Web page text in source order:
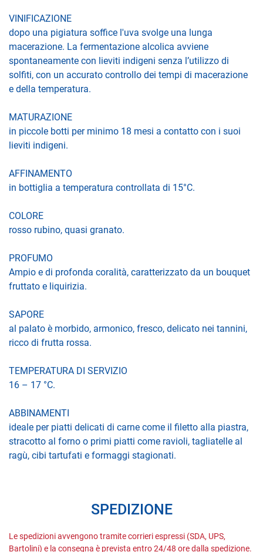
VINIFICAZIONE
dopo una pigiatura soffice l'uva svolge una lunga
macerazione. La fermentazione alcolica avviene
spontaneamente con lieviti indigeni senza l’utilizzo di
solfiti, con un accurato controllo dei tempi di macerazione
e della temperatura.
MATURAZIONE
in piccole botti per minimo 18 mesi a contatto con i suoi
lieviti indigeni.
AFFINAMENTO
in bottiglia a temperatura controllata di 15°C.
COLORE
rosso rubino, quasi granato.
PROFUMO
Ampio e di profonda coralità, caratterizzato da un bouquet
fruttato e liquirizia.
SAPORE
al palato è morbido, armonico, fresco, delicato nei tannini,
ricco di frutta rossa.
TEMPERATURA DI SERVIZIO
16 – 17 °C.
ABBINAMENTI
ideale per piatti delicati di carne come il filetto alla piastra,
stracotto al forno o primi piatti come ravioli, tagliatelle al
ragù, cibi tartufati e formaggi stagionati.
SPEDIZIONE
Le spedizioni avvengono tramite corrieri espressi (SDA, UPS,
Bartolini) e la consegna è prevista entro 24/48 ore dalla spedizione.